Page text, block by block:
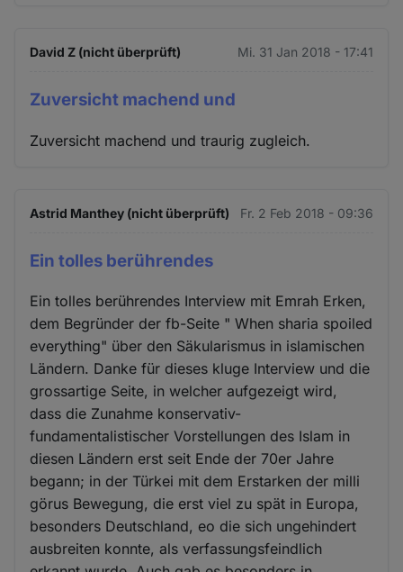
David Z (nicht überprüft) Mi. 31 Jan 2018 - 17:41
Zuversicht machend und
Zuversicht machend und traurig zugleich.
Astrid Manthey (nicht überprüft) Fr. 2 Feb 2018 - 09:36
Ein tolles berührendes
Ein tolles berührendes Interview mit Emrah Erken,
dem Begründer der fb-Seite " When sharia spoiled
everything" über den Säkularismus in islamischen
Ländern. Danke für dieses kluge Interview und die
grossartige Seite, in welcher aufgezeigt wird,
dass die Zunahme konservativ-
fundamentalistischer Vorstellungen des Islam in
diesen Ländern erst seit Ende der 70er Jahre
begann; in der Türkei mit dem Erstarken der milli
görus Bewegung, die erst viel zu spät in Europa,
besonders Deutschland, eo die sich ungehindert
ausbreiten konnte, als verfassungsfeindlich